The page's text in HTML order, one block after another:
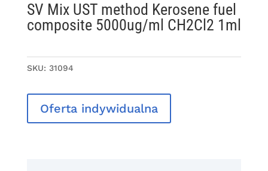
SV Mix UST method Kerosene fuel
composite 5000ug/ml CH2Cl2 1ml
SKU: 31094
Oferta indywidualna